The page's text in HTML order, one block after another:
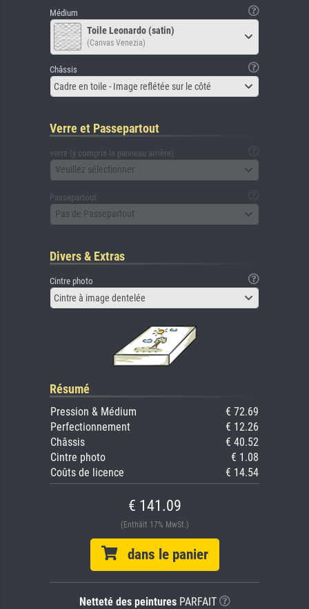
Médium
Toile Leonardo (satin)
(Canvas Venezia)
Châssis
Cadre en toile - Image reflétée sur le côté
Verre et Passepartout
verre (y compris le panneau arrière)
Veuillez sélectionner
Passepartout
Pas de Passepartout
Divers & Extras
Cintre photo
Cintre à image dentelée
Résumé
Pression & Médium
€ 72.69
Perfectionnement
€ 12.26
Châssis
€ 40.52
Cintre photo
€ 1.08
Coûts de licence
€ 14.54
€ 141.09
(Enthält 17% MwSt.)
dans le panier
Netteté des peinturesPARFAIT